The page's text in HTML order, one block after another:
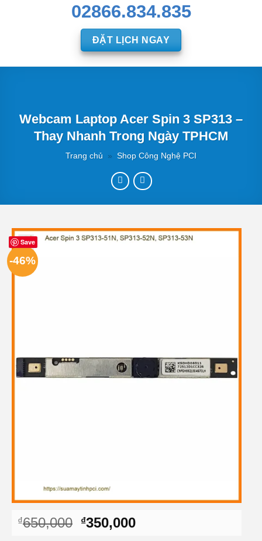
02866.834.835
ĐẶT LỊCH NGAY
Webcam Laptop Acer Spin 3 SP313 –
Thay Nhanh Trong Ngày TPHCM
Trang chủ » Shop Công Nghệ PCI
Save
-46%
₫650,000 Giá
₫350,000Giá